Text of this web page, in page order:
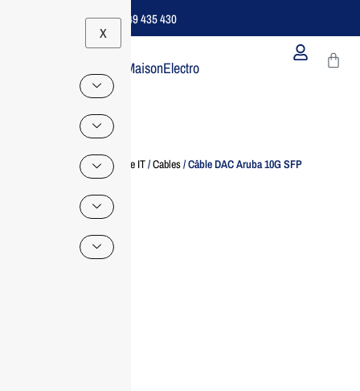
Support B2B Dédié | 06 49 435 430
X
MaisonElectro
Home/ Accessoire IT/Cables/ Câble DAC Aruba 10G SFP